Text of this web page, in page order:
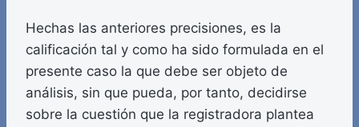
Hechas las anteriores precisiones, es la
calificación tal y como ha sido formulada en el
presente caso la que debe ser objeto de
análisis, sin que pueda, por tanto, decidirse
sobre la cuestión que la registradora plantea